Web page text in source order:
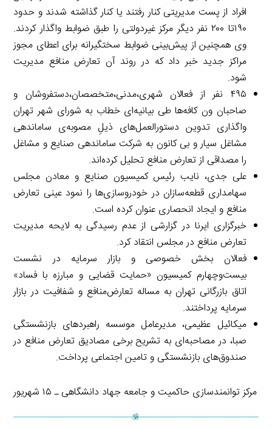
افراد از پست مدیریتی کنار رفتند یا کنار گذاشته شدند و حدود
۱۹۰تا ۲۰۰ نفر دیگر مرکز غیردولتی را طبق ضوابط واگذار کردند.
وی همچنین از پیش‌بینی ضوابط سختگیرانه برای اعطای مجوز
مراکز جدید خبر داد که در روند آن تعارض منافع مدیریت
شود.
۴۹۵ نفر از فعالان شهری،مدنی،متخصصان،دستفروشان و
صاحبان ون کافه‌ها طی بیانیه‌ای خطاب به شورای شهر تهران
واگذاری تدوین دستورالعمل‌های ذیلِ مصوبه‌ی ساماندهی
مشاغل سیار و بی کانون به شرکت ساماندهی صنایع و مشاغل
را مصداقی از تعارض منافع تحلیل کرده‌اند.
علی جدی، نایب رئیس کمیسیون صنایع و معادن مجلس
سهامداری قطعه‌سازان در خودروسازی‌ها را نمود عینی تعارض
منافع و ایجاد انحصاری عنوان کرده است.
خبرگزاری ایرنا در گزارشی از عدم رسیدگی به لایحه مدیریت
تعارض منافع در مجلس انتقاد کرد.
فعالان بخش خصوصی و بازار سرمایه در نشست
بیست‌وچهارم کمیسیون «حمایت قضایی و مبارزه با فساد»
اتاق بازرگانی تهران به مساله تعارض‌منافع و شفافیت در بازار
سرمایه پرداختند.
میکائیل عظیمی، مدیرعامل موسسه راهبردهای بازنشستگی
صبا، در مصاحبه‌ای به تشریح برخی مصادیق تعارض منافع در
صندوق‌های بازنشستگی و تامین اجتماعی پرداخت.
مرکز توانمندسازی حاکمیت و جامعه جهاد دانشگاهی ـ ۱۵ شهریور